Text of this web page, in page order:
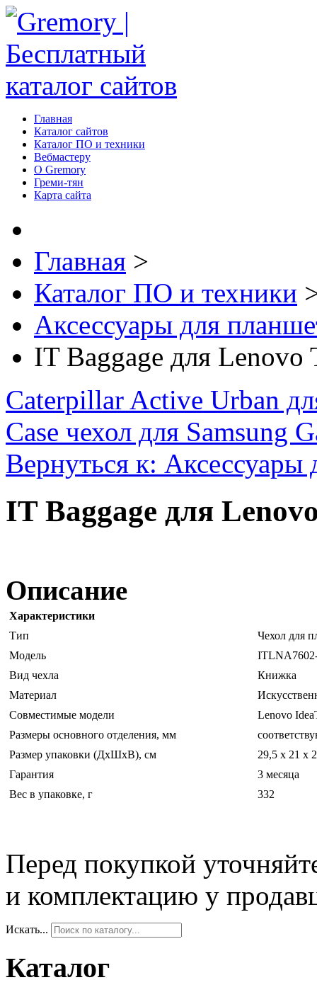
Главная
Каталог сайтов
Каталог ПО и техники
Вебмастеру
О Gremory
Греми-тян
Карта сайта
Главная >
Каталог ПО и техники
Аксессуары для
IT Baggage для
Caterpillar Active Urban
Case чехол для Samsung
Вернуться к: Аксессуары
IT Baggage для
Описание
Характеристики
Тип
Чехол для
Модель
Вид чехла
Книжка
Материал
Совместимые модели
Lenovo
Размеры основного отделения, мм
Размер упаковки (ДхШхВ), см
29,5 х 21 х 2
Гарантия
3 месяца
Вес в упаковке, г
332
Перед покупкой
и комплектацию у
Искать...
Каталог